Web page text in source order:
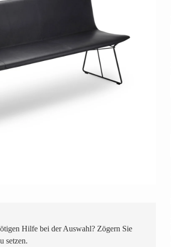
Hilfe bei der Auswahl? Zögern Sie
setzen.